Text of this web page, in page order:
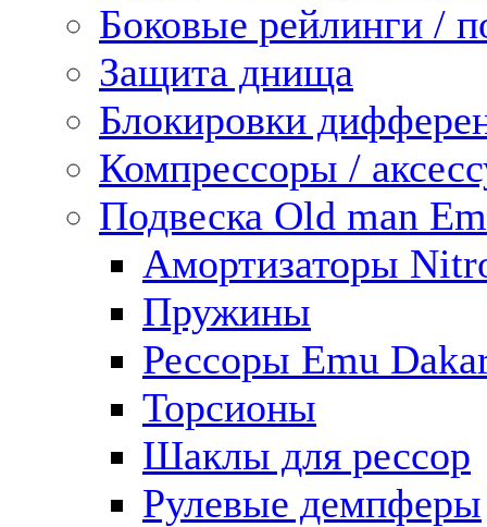
Боковые рейлинги /
Защита днища
Блокировки
Компрессоры /
Подвеска Old man
Амортизаторы
Пружины
Рессоры Emu
Торсионы
Шаклы для рессор
Рулевые демпферы